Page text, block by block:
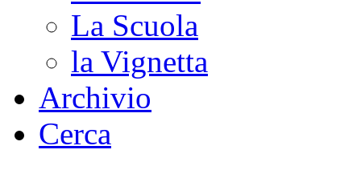
La Scuola
la Vignetta
Archivio
Cerca